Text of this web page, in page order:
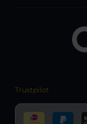
Trustpilot